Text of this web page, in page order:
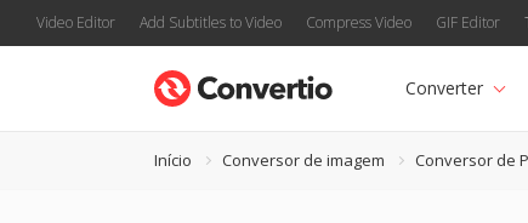
Video Editor Add Subtitles to Video Compress Video GIF Editor
Converter
Início Conversor de imagem Conversor de